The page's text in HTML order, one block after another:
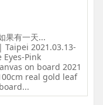
果有一天...
2021.03.13-
Eyes-Pink
on board 2021
real gold leaf